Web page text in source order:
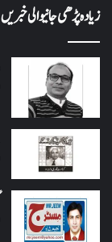
زیادہ پڑھی جانیوالی خبریں